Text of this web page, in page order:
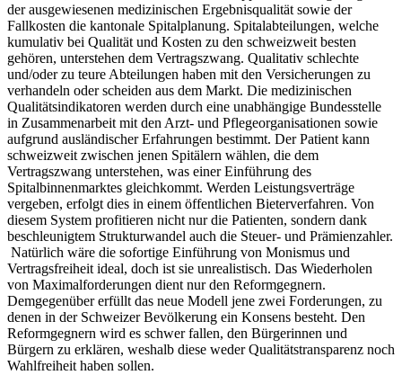
der ausgewiesenen medizinischen Ergebnisqualität sowie der
Fallkosten die kantonale Spitalplanung. Spitalabteilungen, welche
kumulativ bei Qualität und Kosten zu den schweizweit besten
gehören, unterstehen dem Vertragszwang. Qualitativ schlechte
und/oder zu teure Abteilungen haben mit den Versicherungen zu
verhandeln oder scheiden aus dem Markt. Die medizinischen
Qualitätsindikatoren werden durch eine unabhängige Bundesstelle
in Zusammenarbeit mit den Arzt- und Pflegeorganisationen sowie
aufgrund ausländischer Erfahrungen bestimmt. Der Patient kann
schweizweit zwischen jenen Spitälern wählen, die dem
Vertragszwang unterstehen, was einer Einführung des
Spitalbinnenmarktes gleichkommt. Werden Leistungsverträge
vergeben, erfolgt dies in einem öffentlichen Bieterverfahren. Von
diesem System profitieren nicht nur die Patienten, sondern dank
beschleunigtem Strukturwandel auch die Steuer- und Prämienzahler.
Natürlich wäre die sofortige Einführung von Monismus und
Vertragsfreiheit ideal, doch ist sie unrealistisch. Das Wiederholen
von Maximalforderungen dient nur den Reformgegnern.
Demgegenüber erfüllt das neue Modell jene zwei Forderungen, zu
denen in der Schweizer Bevölkerung ein Konsens besteht. Den
Reformgegnern wird es schwer fallen, den Bürgerinnen und
Bürgern zu erklären, weshalb diese weder Qualitätstransparenz noch
Wahlfreiheit haben sollen.